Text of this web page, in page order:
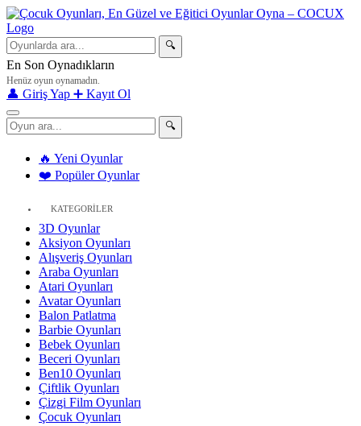
🔍
En Son Oynadıkların
Henüz oyun oynamadın.
👤 Giriş Yap ➕ Kayıt Ol
🔍
🔥 Yeni Oyunlar
❤️ Popüler Oyunlar
KATEGORİLER
3D Oyunlar
Aksiyon Oyunları
Alışveriş Oyunları
Araba Oyunları
Atari Oyunları
Avatar Oyunları
Balon Patlatma
Barbie Oyunları
Bebek Oyunları
Beceri Oyunları
Ben10 Oyunları
Çiftlik Oyunları
Çizgi Film Oyunları
Çocuk Oyunları